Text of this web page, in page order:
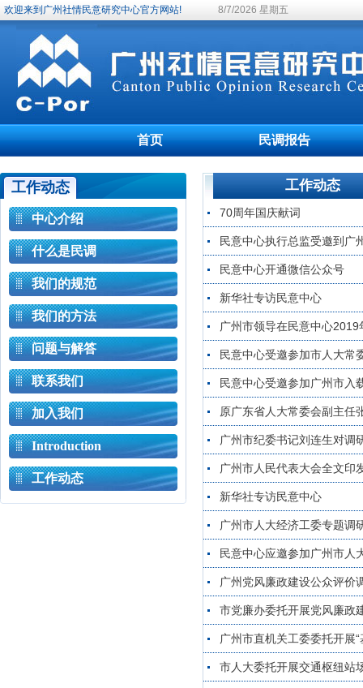
欢迎来到广州社情民意研究中心官方网站! 8/7/2026 星期五
首页 民调报告
工作动态
中心介绍
什么是民调
我们的规范
我们的方法
问题与解答
联系我们
加入我们
Introduction
工作动态
工作动态
70周年国庆献词
民意中心执行总监受邀到广
民意中心开通微信公众号
新华社专访民意中心
广州市领导在民意中心
民意中心受邀参加市人大常
民意中心受邀参加广州市入
原广东省人大常委会副主任
广州市纪委书记刘连生对调
广州市人民代表大会全文印
新华社专访民意中心
广州市人大经济工委专题调
民意中心应邀参加广州市人
广州党风廉政建设公众评价
市党廉办委托开展党风廉政
广州市直机关工委委托开展
市人大委托开展交通枢纽站